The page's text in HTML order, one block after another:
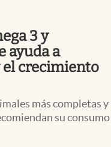
3 y
ayuda a
crecimiento
más completas y
su consumo